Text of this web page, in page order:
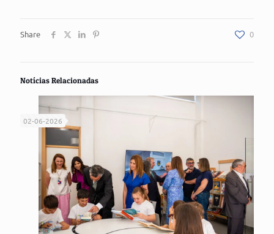
Share 0
Notícias Relacionadas
02-06-2026